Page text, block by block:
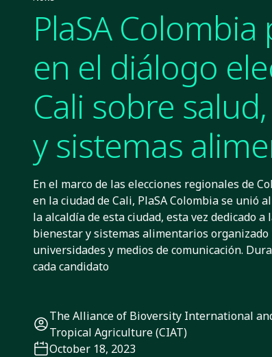
PlaSA
en el diálogo
Cali sobre
y sistemas
En el marco de las elecciones regionales de
en la ciudad de Cali, PlaSA Colombia se unió
la alcaldía de esta ciudad, esta vez dedicado a
bienestar y sistemas alimentarios organizado
universidades y medios de comunicación.
cada candidato
The Alliance of Bioversity International
Tropical Agriculture (CIAT)
October 18, 2023